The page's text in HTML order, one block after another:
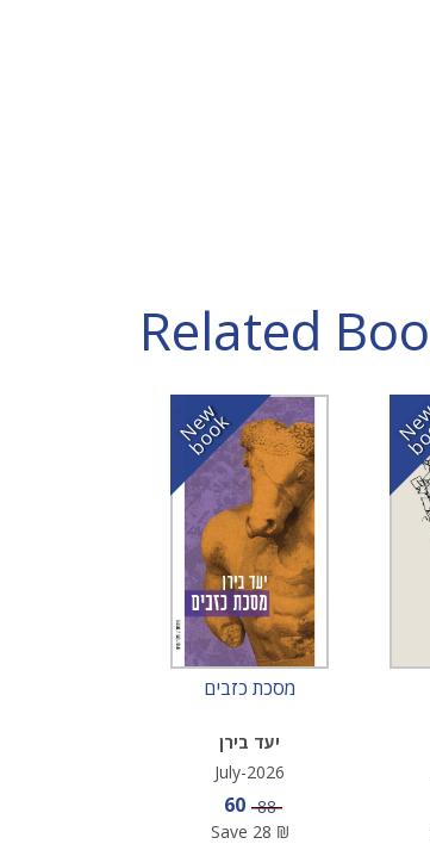
Related
N
e
w
b
o
o
k
מסכת כזבים
יעד בירן
July-2026
Sale price
60 Price
88
Save 28 ₪